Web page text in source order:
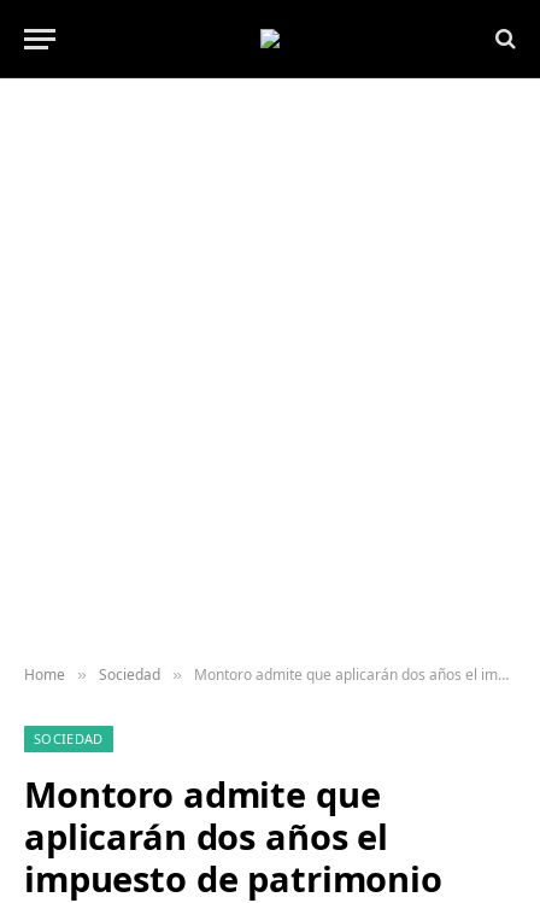
Home » Sociedad » Montoro admite que aplicarán dos años el impuesto de patrimonio
SOCIEDAD
Montoro admite que
aplicarán dos años el
impuesto de patrimonio